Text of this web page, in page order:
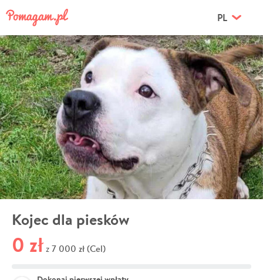
PL
Kojec dla piesków
0 zł z 7 000 zł (Cel)